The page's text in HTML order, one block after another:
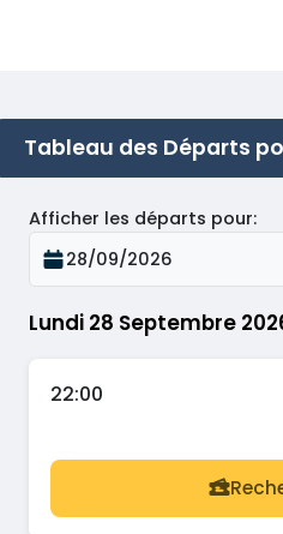
Tableau des Départs
Lundi 28 Septembre
Afficher les départs pour:
28/09/2026
22:00